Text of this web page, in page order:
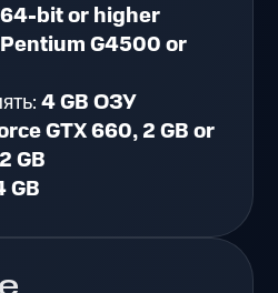
bit or higher
G4500 or
4 GB ОЗУ
GTX 660, 2 GB or
GB
GB